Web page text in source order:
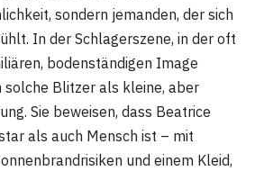
sondern jemanden, der sich
In der Schlagerszene, in der oft
bodenständigen Image
solche Blitzer als kleine, aber
Sie beweisen, dass Beatrice
als auch Mensch ist – mit
und einem Kleid,